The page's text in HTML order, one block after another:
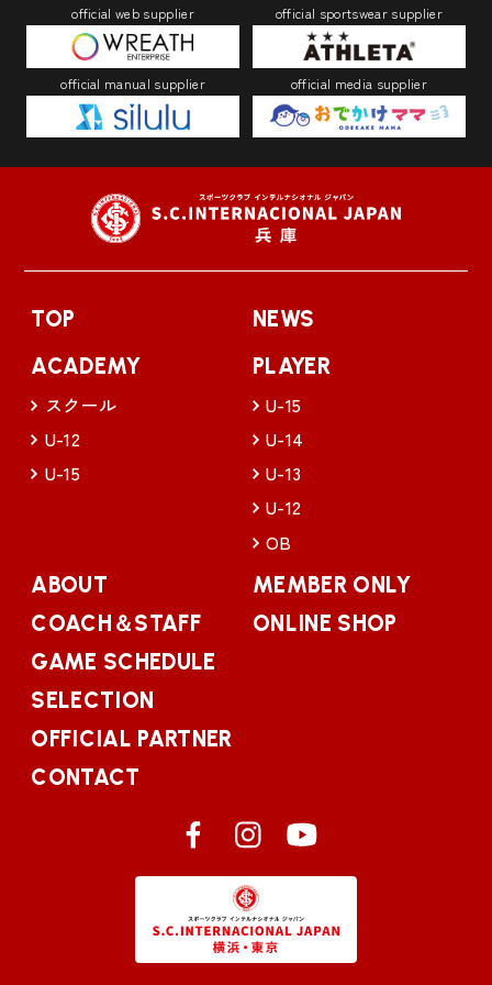
official web supplier official sportswear supplier
official manual supplier official media supplier
TOP
NEWS
ACADEMY
スクール
U-12
U-15
PLAYER
U-15
U-14
U-13
U-12
OB
ABOUT
COACH＆STAFF
GAME SCHEDULE
SELECTION
OFFICIAL PARTNER
CONTACT
MEMBER ONLY
ONLINE SHOP